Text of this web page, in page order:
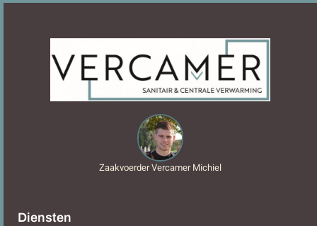
Zaakvoerder Vercamer Michiel
Diensten